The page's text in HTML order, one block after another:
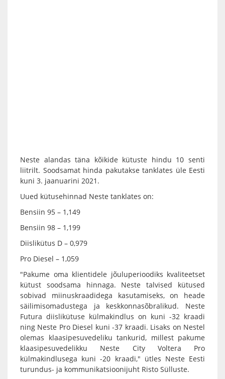
Neste alandas täna kõikide kütuste hindu 10 senti
liitrilt. Soodsamat hinda pakutakse tanklates üle Eesti
kuni 3. jaanuarini 2021.
Uued kütusehinnad Neste tanklates on:
Bensiin 95 – 1,149
Bensiin 98 – 1,199
Diislikütus D – 0,979
Pro Diesel – 1,059
"Pakume oma klientidele jõuluperioodiks kvaliteetset
kütust soodsama hinnaga. Neste talvised kütused
sobivad miinuskraadidega kasutamiseks, on heade
säilimisomadustega ja keskkonnasõbralikud. Neste
Futura diislikütuse külmakindlus on kuni -32 kraadi
ning Neste Pro Diesel kuni -37 kraadi. Lisaks on Nestel
olemas klaasipesuvedeliku tankurid, millest pakume
klaasipesuvedelikku Neste City Voltera Pro
külmakindlusega kuni -20 kraadi," ütles Neste Eesti
turundus- ja kommunikatsioonijuht Risto Sülluste.